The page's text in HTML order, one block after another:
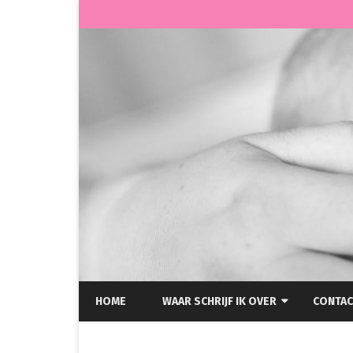
HOME WAAR SCHRIJF IK OVER